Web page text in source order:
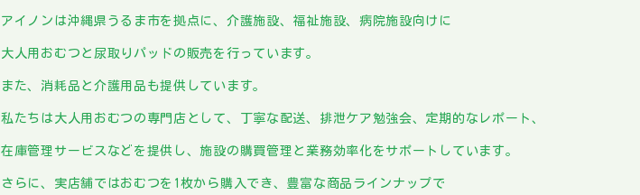
アイノンは沖縄県うるま市を拠点に、介護施設、福祉施設、病院施設向けに
大人用おむつと尿取りパッドの販売を行っています。
また、消耗品と介護用品も提供しています。
私たちは大人用おむつの専門店として、丁寧な配送、排泄ケア勉強会、定期的なレポート、
在庫管理サービスなどを提供し、施設の購買管理と業務効率化をサポートしています。
さらに、実店舗ではおむつを1枚から購入でき、豊富な商品ラインナップで